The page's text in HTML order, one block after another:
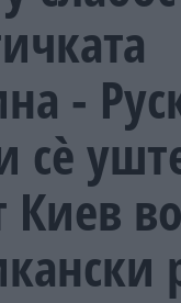
-
сè
во